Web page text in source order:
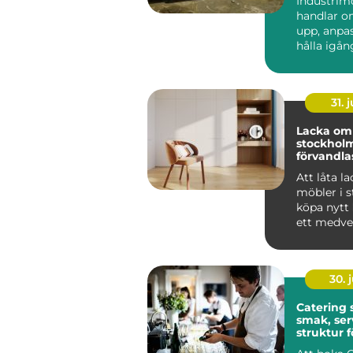
handlar
upp,
hålla
att ...
31.
Lacka
stockholm
Att låta
möbler i
köpa nytt
ett
30.
Catering
smak,
struktur